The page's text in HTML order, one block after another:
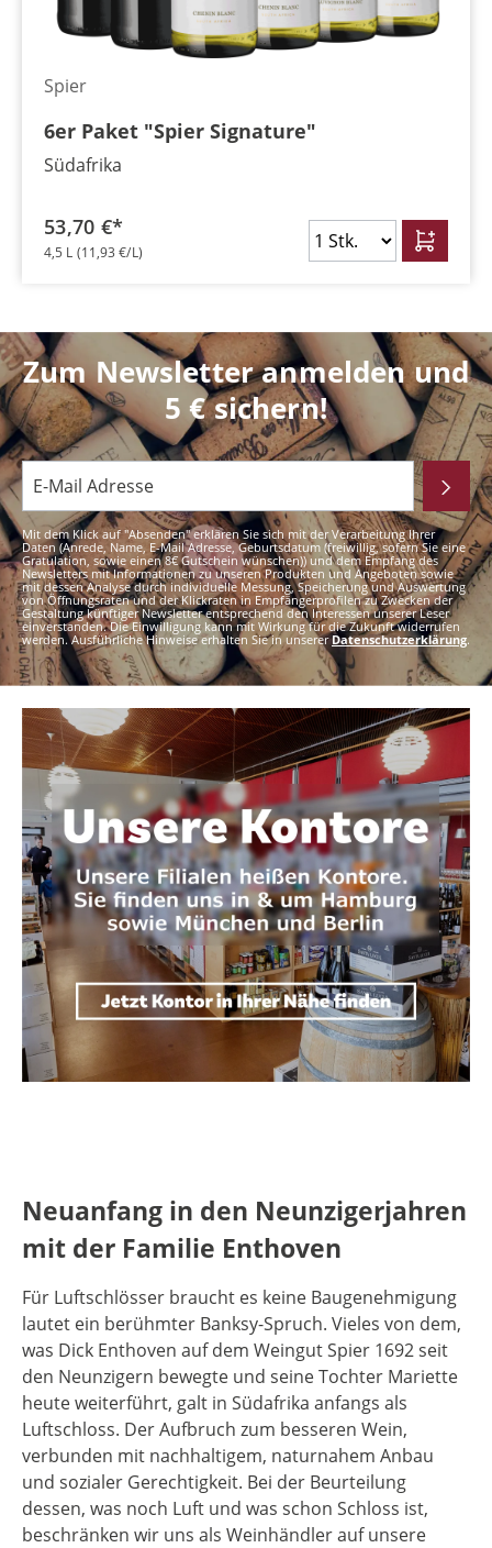
Spier
6er Paket "Spier Signature"
Südafrika
53,70 €*
4,5 L (11,93 €/L)
Zum Newsletter anmelden und
5 € sichern!
Mit dem Klick auf "Absenden" erklären Sie sich mit der Verarbeitung Ihrer
Daten (Anrede, Name, E-Mail Adresse, Geburtsdatum (freiwillig, sofern Sie eine
Gratulation, sowie einen 8€ Gutschein wünschen)) und dem Empfang des
Newsletters mit Informationen zu unseren Produkten und Angeboten sowie
mit dessen Analyse durch individuelle Messung, Speicherung und Auswertung
von Öffnungsraten und der Klickraten in Empfängerprofilen zu Zwecken der
Gestaltung künftiger Newsletter entsprechend den Interessen unserer Leser
einverstanden. Die Einwilligung kann mit Wirkung für die Zukunft widerrufen
werden. Ausführliche Hinweise erhalten Sie in unsererDatenschutzerklärung.
Neuanfang in den Neunzigerjahren
mit der Familie Enthoven
Für Luftschlösser braucht es keine Baugenehmigung
lautet ein berühmter Banksy-Spruch. Vieles von dem,
was Dick Enthoven auf dem Weingut Spier 1692 seit
den Neunzigern bewegte und seine Tochter Mariette
heute weiterführt, galt in Südafrika anfangs als
Luftschloss. Der Aufbruch zum besseren Wein,
verbunden mit nachhaltigem, naturnahem Anbau
und sozialer Gerechtigkeit. Bei der Beurteilung
dessen, was noch Luft und was schon Schloss ist,
beschränken wir uns als Weinhändler auf unsere